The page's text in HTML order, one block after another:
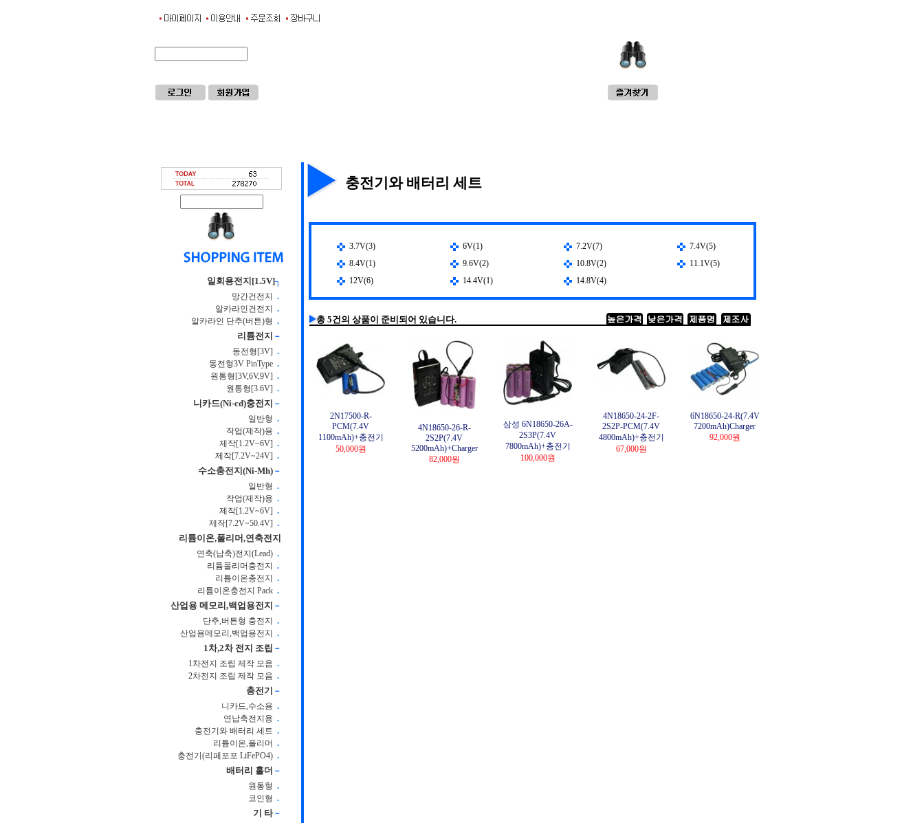
일회용전지[1.5V]┐
망간건전지
.
알카라인건전지
.
알카라인 단추(버튼)형 .
리튬전지 －
동전형[3V] .
동전형3V PinType .
원통형[3V,6V,9V] .
원통형[3.6V] .
니카드(Ni-cd)충전지 －
일반형 .
작업(제작)용 .
제작[1.2V~6V] .
제작[7.2V~24V] .
수소충전지(Ni-Mh) －
일반형 .
작업(제작)용 .
제작[1.2V~6V] .
제작[7.2V~50.4V] .
리튬이온,폴리머,연축전지
연축(납축)전지(Lead) .
리튬폴리머충전지
.
리튬이온충전지
.
리튬이온충전지 Pack .
산업용 메모리,백업용전지 －
단추,버튼형 충전지
.
산업용메모리,백업용전지
.
1차,2차 전지 조립 －
1차전지 조립 제작 모음 .
2차전지 조립 제작 모음 .
충전기 －
니카드,수소용 .
연납축전지용 .
충전기와 배터리 세트 .
리튬이온,폴리머 .
충전기(리페포포 LiFePO4) .
배터리 홀더 －
원통형 .
코인형 .
기 타－
충전기와 배터리 세트
3.7V(3) 6V(1) 7.2V(7)
7.4V(5)
8.4V(1)
9.6V(2) 10.8V(2)
11.1V(5)
12V(6)
14.4V(1) 14.8V(4)
총 5건의 상품이 준비되어 있습니다.
2N17500-R-
PCM(7.4V
1100mAh)+충전기
50,000원
4N18650-26-R-
2S2P(7.4V
5200mAh)+Charger
82,000원
삼성 6N18650-26A-
2S3P(7.4V
7800mAh)+충전기
100,000원
4N18650-24-2F-
2S2P-PCM(7.4V
4800mAh)+충전기
67,000원
6N18650-24-R(7.4V
7200mAh)Charger
92,000원